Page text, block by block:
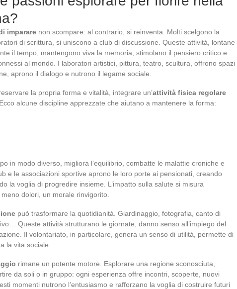
imparare non scompare: al contrario, si reinventa. Molti scelgono la
di scrittura, si uniscono a club di discussione. Queste attività, lontane
il tempo, mantengono viva la memoria, stimolano il pensiero critico e
al mondo. I laboratori artistici, pittura, teatro, scultura, offrono spazi
aprono il dialogo e nutrono il legame sociale.
la propria forma e vitalità, integrare un’attività fisica regolare
alcune discipline apprezzate che aiutano a mantenere la forma:
in modo diverso, migliora l’equilibrio, combatte le malattie croniche e
e le associazioni sportive aprono le loro porte ai pensionati, creando
la voglia di progredire insieme. L’impatto sulla salute si misura
dolori, un morale rinvigorito.
può trasformare la quotidianità. Giardinaggio, fotografia, canto di
Queste attività strutturano le giornate, danno senso all’impiego del
Il volontariato, in particolare, genera un senso di utilità, permette di
la vita sociale.
rimane un potente motore. Esplorare una regione sconosciuta,
da soli o in gruppo: ogni esperienza offre incontri, scoperte, nuovi
momenti nutrono l’entusiasmo e rafforzano la voglia di costruire futuri